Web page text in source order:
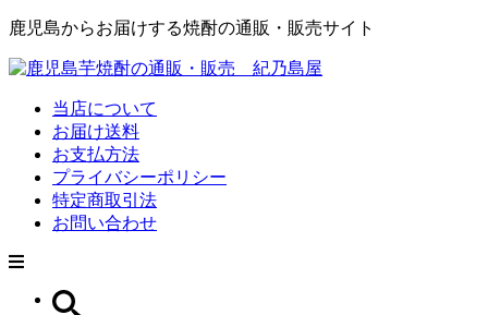
鹿児島からお届けする焼酎の通販・販売サイト
当店について
お届け送料
お支払方法
プライバシーポリシー
特定商取引法
お問い合わせ